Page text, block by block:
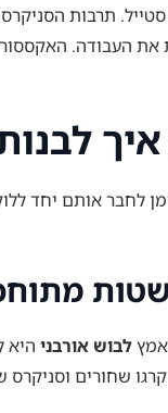
תרבות
את העבודה.
אותם יחד
לבוש אורבני היא
שחורים